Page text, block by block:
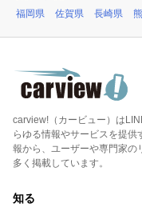
福岡県
佐賀県 長崎県
carview!（カービュー）は
らゆる情報やサービスを提
報から、ユーザーや専門家の
多く掲載しています。
知る